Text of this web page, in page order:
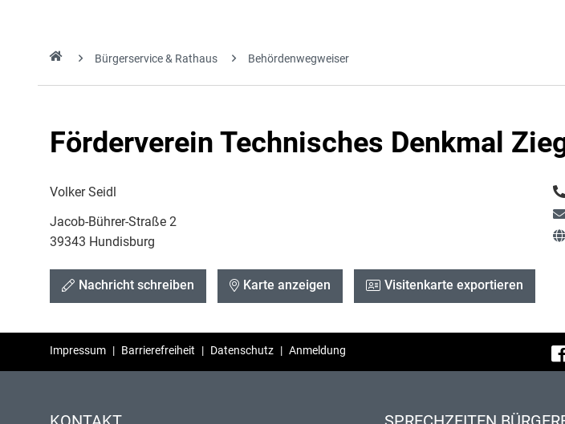
Bürgerservice & Rathaus Behördenwegweiser
Förderverein Technisches Denkmal
Volker Seidl
Jacob-Bührer-Straße 2
39343 Hundisburg
Nachricht schreiben Karte anzeigen Visitenkarte exportieren
Impressum | Barrierefreiheit | Datenschutz | Anmeldung